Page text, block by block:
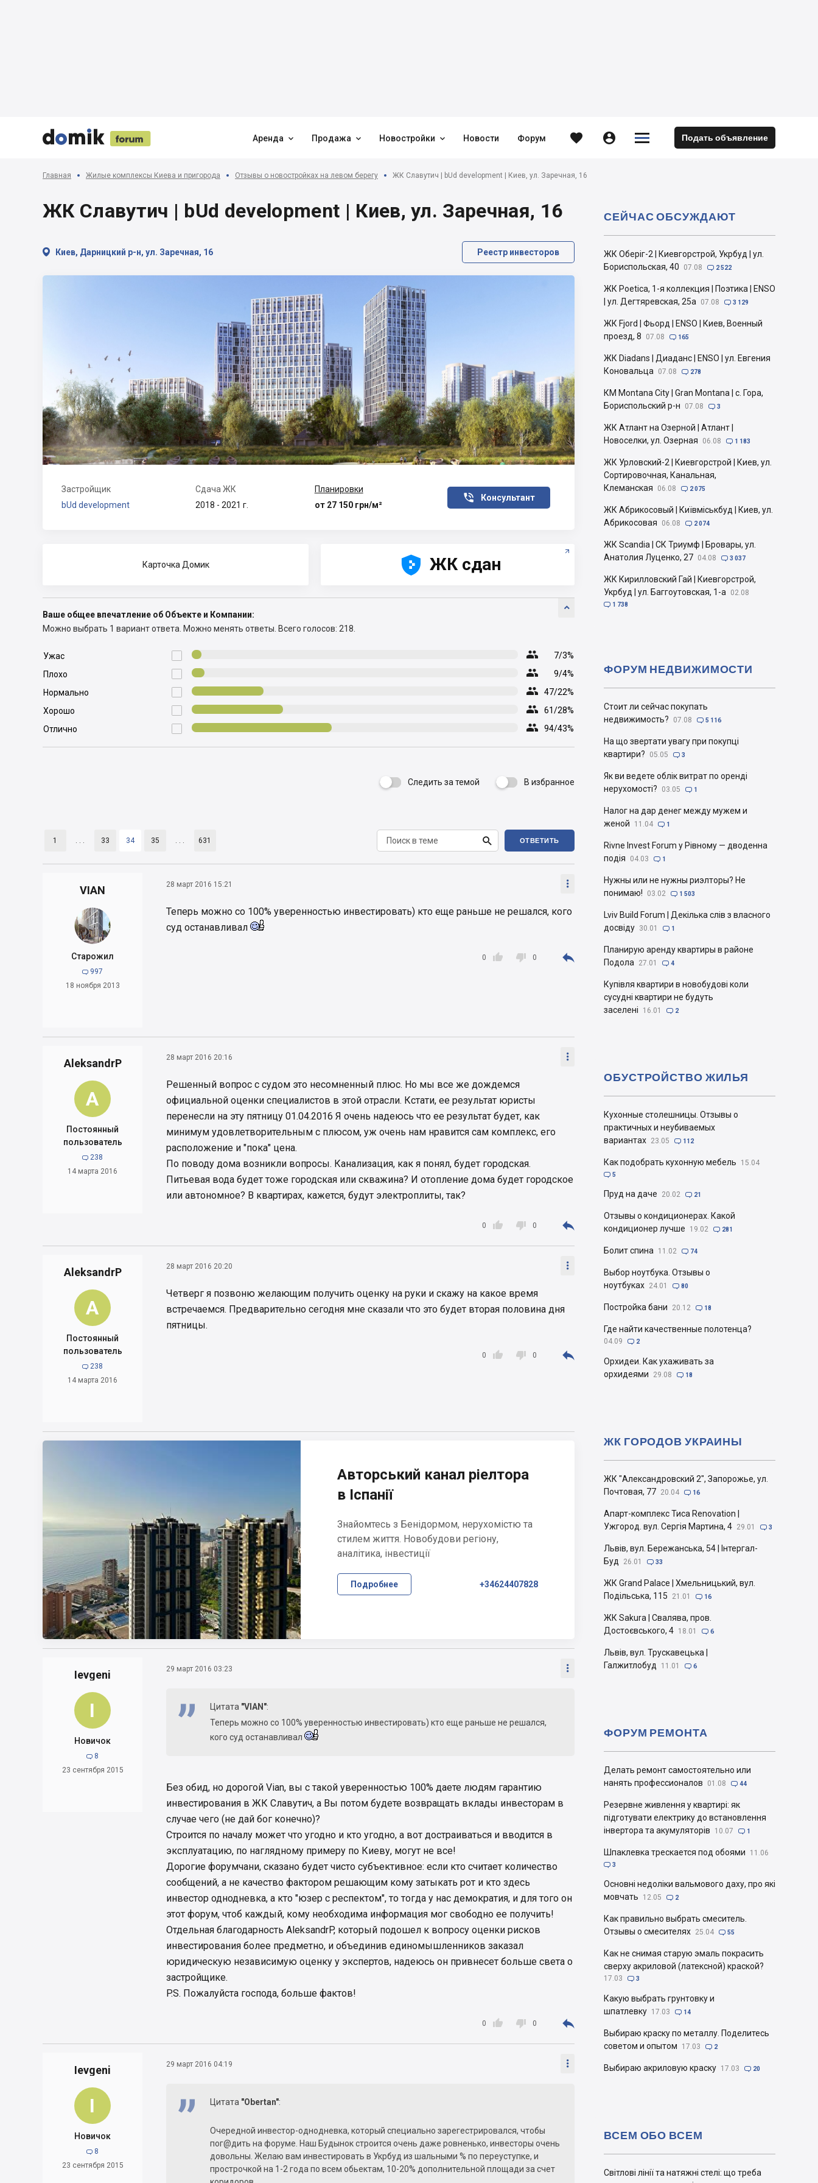


 
 Аренда  Продажа  Новостройки  Новости Форум   

 Подать объявление
Главная Жилые комплексы Киева и пригорода Отзывы о новостройках на левом берегу ЖК Славутич | bUd development | Киев, ул. Заречная, 16
ЖК Славутич | bUd development | Киев, ул. Заречная, 16
 Киев, Дарницкий р-н, ул. Заречная, 16 Реестр инвесторов
Застройщик
bUd development
Сдача ЖК
2018 - 2021 г.
Планировки
от 27 150 грн/м²
Консультант

Карточка Домик 



 ЖК сдан

Ваше общее впечатление об Объекте и Компании:
Можно выбрать 1 вариант ответа. Можно менять ответы. Всего голосов: 218.

Ужас  7/3%

Плохо  9/4%

Нормально  47/22%

Хорошо  61/28%

Отлично  94/43%
Следить за темой  В избранное
1 . . . 33 34 35 . . . 631  ОТВЕТИТЬ
VIAN
Старожил
 997
18 ноября 2013
28 март 2016 15:21 
Теперь можно со 100% уверенностью инвестировать) кто еще раньше не решался, кого
суд останавливал

0  0 
AleksandrP
A
Постоянный
пользователь
 238
14 марта 2016
28 март 2016 20:16 
Решенный вопрос с судом это несомненный плюс. Но мы все же дождемся
официальной оценки специалистов в этой отрасли. Кстати, ее результат юристы
перенесли на эту пятницу 01.04.2016 Я очень надеюсь что ее результат будет, как
минимум удовлетворительным с плюсом, уж очень нам нравится сам комплекс, его
расположение и "пока" цена.
По поводу дома возникли вопросы. Канализация, как я понял, будет городская.
Питьевая вода будет тоже городская или скважина? И отопление дома будет городское
или автономное? В квартирах, кажется, будут электроплиты, так?

0  0 
AleksandrP
A
Постоянный
пользователь
 238
14 марта 2016
28 март 2016 20:20 
Четверг я позвоню желающим получить оценку на руки и скажу на какое время
встречаемся. Предварительно сегодня мне сказали что это будет вторая половина дня
пятницы.

0  0 
Ievgeni
I
Новичок
 8
23 сентября 2015
29 март 2016 03:23 
Цитата "VIAN":
Теперь можно со 100% уверенностью инвестировать) кто еще раньше не решался,
кого суд останавливал
Без обид, но дорогой Vian, вы с такой уверенностью 100% даете людям гарантию
инвестирования в ЖК Славутич, а Вы потом будете возвращать вклады инвесторам в
случае чего (не дай бог конечно)?
Строится по началу может что угодно и кто угодно, а вот достраиваться и вводится в
эксплуатацию, по наглядному примеру по Киеву, могут не все!
Дорогие форумчани, сказано будет чисто субъективное: если кто считает количество
сообщений, а не качество фактором решающим кому затыкать рот и кто здесь
инвестор однодневка, а кто "юзер с респектом", то тогда у нас демократия, и для того он
этот форум, чтоб каждый, кому необходима информация мог свободно ее получить!
Отдельная благодарность AleksandrP, который подошел к вопросу оценки рисков
инвестирования более предметно, и объединив единомышленников заказал
юридическую независимую оценку у экспертов, надеюсь он привнесет больше света о
застройщике.
P.S. Пожалуйста господа, больше фактов!

0  0 
Ievgeni
I
Новичок
 8
23 сентября 2015
29 март 2016 04:19 
Цитата "Obertan":
Очередной инвестор-однодневка, который специально зарегестрировался, чтобы
пог@дить на форуме. Наш Будынок строится очень даже ровненько, инвесторы очень
довольны. Желаю вам инвестировать в Укрбуд из шальными % по переуступке, и
прострочкой на 1-2 года по всем обьектам, 10-20% дополнительной площади за счет
Авторський канал ріелтора
в Іспанії
Знайомтесь з Бенідормом, нерухомістю та
стилем життя. Новобудови регіону,
аналітика, інвестиції
Подробнее +34624407828
ЖК Оберіг-2 | Киевгорстрой, Укрбуд | ул.
Бориспольская, 40
07.08  2 522
ЖК Poetica, 1-я коллекция | Поэтика | ENSO
| ул. Дегтяревская, 25а
07.08  3 129
ЖК Fjord | Фьорд | ENSO | Киев, Военный
проезд, 8
07.08  165
ЖК Diadans | Диаданс | ENSO | ул. Евгения
Коновальца
07.08  278
КМ Montana City | Gran Montana | с. Гора,
Бориспольский р-н
07.08  3
ЖК Атлант на Озерной | Атлант |
Новоселки, ул. Озерная
06.08  1 183
ЖК Урловский-2 | Киевгорстрой | Киев, ул.
Сортировочная, Канальная,
Клеманская
06.08  2 075
ЖК Абрикосовый | Київміськбуд | Киев, ул.
Абрикосовая
06.08  2 074
ЖК Scandia | СК Триумф | Бровары, ул.
Анатолия Луценко, 27 04.08  3 037
ЖК Кирилловский Гай | Киевгорстрой,
Укрбуд | ул. Баггоутовская, 1-а
02.08
 1 738
СЕЙЧАС ОБСУЖДАЮТ
Стоит ли сейчас покупать
недвижимость?
07.08  5 116
На що звертати увагу при покупці
квартири?
05.05  3
Як ви ведете облік витрат по оренді
нерухомості?
03.05  1
Налог на дар денег между мужем и
женой
11.04  1
Rivne Invest Forum у Рівному — дводенна
подія
04.03  1
Нужны или не нужны риэлторы? Не
понимаю!
03.02  1 503
Lviv Build Forum | Декілька слів з власного
досвіду 30.01  1
Планирую аренду квартиры в районе
Подола
27.01  4
Купівля квартири в новобудові коли
сусудні квартири не будуть
заселені
16.01  2
ФОРУМ НЕДВИЖИМОСТИ
Кухонные столешницы. Отзывы о
практичных и неубиваемых
вариантах 23.05  112
Как подобрать кухонную мебель 15.04
 5
Пруд на даче 20.02  21
Отзывы о кондиционерах. Какой
кондиционер лучше
19.02  281
Болит спина 11.02  74
Выбор ноутбука. Отзывы о
ноутбуках 24.01  80
Постройка бани 20.12  18
Где найти качественные полотенца?
04.09  2
Орхидеи. Как ухаживать за
орхидеями
29.08  18
ОБУСТРОЙСТВО ЖИЛЬЯ
ЖК "Александровский 2", Запорожье, ул.
Почтовая, 77 20.04  16
Апарт-комплекс Тиса Renovation |
Ужгород. вул. Сергія Мартина, 4 29.01  3
Львів, вул. Бережанська, 54 | Інтергал-
Буд
26.01  33
ЖК Grand Palace | Хмельницький, вул.
Подільська, 115
21.01  16
ЖК Sakura | Свалява, пров.
Достоєвського, 4 18.01  6
Львів, вул. Трускавецька |
Галжитлобуд
11.01  6
ЖК ГОРОДОВ УКРАИНЫ
Делать ремонт самостоятельно или
нанять профессионалов
01.08  44
Резервне живлення у квартирі: як
підготувати електрику до встановлення
інвертора та акумуляторів
10.07  1
Шпаклевка трескается под обоями 11.06
 3
Основні недоліки вальмового даху, про які
мовчать
12.05  2
Как правильно выбрать смеситель.
Отзывы о смесителях 25.04  55
Как не снимая старую эмаль покрасить
сверху акриловой (латексной) краской?
17.03  3
Какую выбрать грунтовку и
шпатлевку 17.03  14
Выбираю краску по металлу. Поделитесь
советом и опытом
17.03  2
Выбираю акриловую краску 17.03  20
ФОРУМ РЕМОНТА
Світлові лінії та натяжні стелі: що треба
ВСЕМ ОБО ВСЕМ